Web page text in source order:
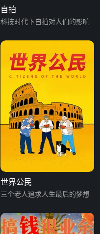
自拍
科技时代下自拍对人们的影响
世界公民
三个老人追求人生最后的梦想